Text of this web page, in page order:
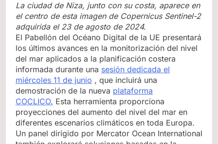
La ciudad de Niza, junto con su costa, aparece en
el centro de esta imagen de Copernicus Sentinel-2
adquirida el 23 de agosto de 2024.
El Pabellón del Océano Digital de la UE presentará
los últimos avances en la monitorización del nivel
del mar aplicados a la planificación costera
informada durante una sesión dedicada el
miércoles 11 de junio , que incluirá una
demostración de la nueva plataforma
COCLICO. Esta herramienta proporciona
proyecciones del aumento del nivel del mar en
diferentes escenarios climáticos en toda Europa.
Un panel dirigido por Mercator Ocean International